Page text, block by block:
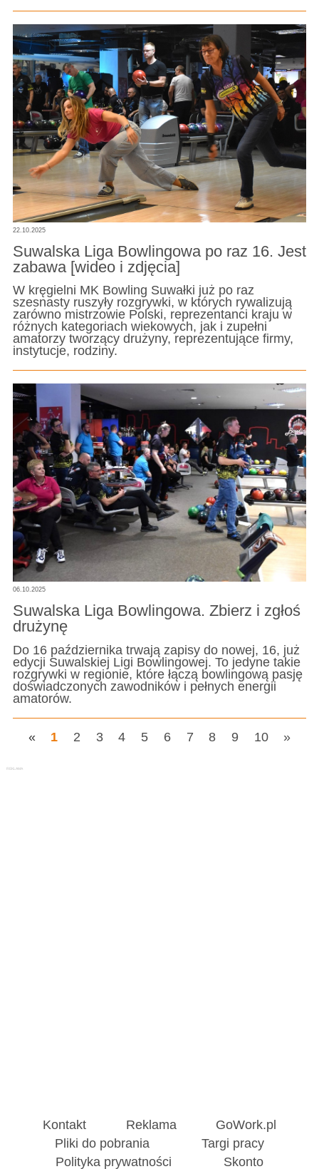
22.10.2025
Suwalska Liga Bowlingowa po raz 16. Jest
zabawa [wideo i zdjęcia]
W kręgielni MK Bowling Suwałki już po raz
szesnasty ruszyły rozgrywki, w których rywalizują
zarówno mistrzowie Polski, reprezentanci kraju w
różnych kategoriach wiekowych, jak i zupełni
amatorzy tworzący drużyny, reprezentujące firmy,
instytucje, rodziny.
06.10.2025
Suwalska Liga Bowlingowa. Zbierz i zgłoś
drużynę
Do 16 października trwają zapisy do nowej, 16, już
edycji Suwalskiej Ligi Bowlingowej. To jedyne takie
rozgrywki w regionie, które łączą bowlingową pasję
doświadczonych zawodników i pełnych energii
amatorów.
« 1 2 3 4 5 6 7 8 9 10 »
Kontakt Reklama
GoWork.pl
Pliki do pobrania
Targi pracy
Polityka prywatności
Skonto